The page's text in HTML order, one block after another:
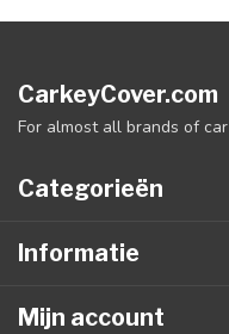
CarkeyCover.com
For almost all brands of car
Categorieën
Informatie
Mijn account